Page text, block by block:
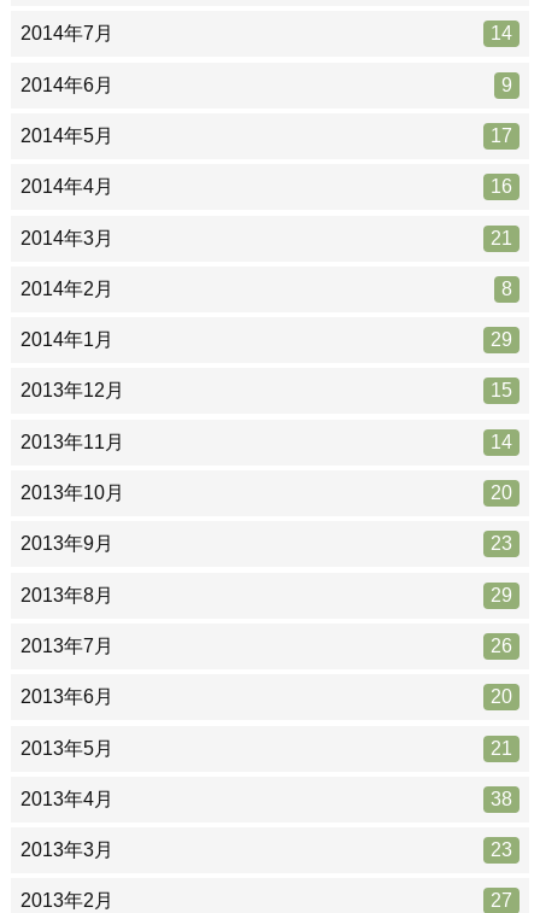
2014年7月 14
2014年6月 9
2014年5月 17
2014年4月 16
2014年3月 21
2014年2月 8
2014年1月 29
2013年12月 15
2013年11月 14
2013年10月 20
2013年9月 23
2013年8月 29
2013年7月 26
2013年6月 20
2013年5月 21
2013年4月 38
2013年3月 23
2013年2月 27